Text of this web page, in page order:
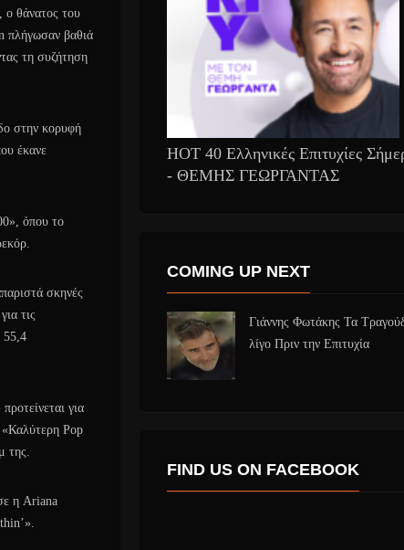
ο θάνατος του
πλήγωσαν βαθιά
τη συζήτηση
στην κορυφή
έκανε
όπου το
σκηνές
τις
55,4
για
Pop
της.
η Ariana
HOT 40 Ελληνικές Επιτυχίες
- ΘΕΜΗΣ ΓΕΩΡΓΑΝΤΑΣ
COMING UP NEXT
Γιάννης Φωτάκης Τα
λίγο Πριν την Επιτυχία
FIND US ON FACEBOOK